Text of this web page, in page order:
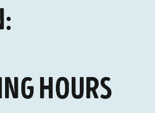
hours